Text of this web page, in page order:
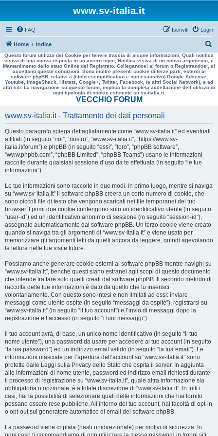
www.sv-italia.it
FAQ Login
Iscriviti
Home Indice
e
r
a
Questo forum utilizza dei Cookie per tenere traccia di alcune informazioni. Quali notifica
visiva di una nuova risposta in un vostro topic, Notifica visiva di un nuovo argomento, e
Mantenimento dello stato Online del Registrato. Collegandosi al forum o Registrandosi, si
accettano queste condizioni. Sono inoltre presenti cookie di terze parti, esterni al
software phpBB, relativi a (titolo esemplificativo e non esaustivo) Google Adsense,
Youtube, ImageShack, Histats, Google+, Twitter, Facebook, (e altri Social Network), e ad
altri siti. La navigazione su questo forum, implica la completa accettazione dell’utilizzo di
ogni tipologia di cookie esistente su sv-italia.it.
VECCHIO FORUM
www.sv-italia.it - Trattamento dei dati personali
Questo paragrafo spiega dettagliatamente come “www.sv-italia.it” ed eventuali
affiliati (in seguito “noi”, “nostro”, “www.sv-italia.it”, “https://www.sv-
italia.it/forum”) e phpBB (in seguito “essi”, “loro”, “phpBB software”,
“www.phpbb.com”, “phpBB Limited”, “phpBB Teams”) usano le informazioni
raccolte durante qualsiasi sessione d’uso da te effettuata (in seguito “le tue
informazioni”).
Le tue informazioni sono raccolte in due modi. In primo luogo, mentre si naviga
su “www.sv-italia.it” il software phpBB creerà un certo numero di cookie, che
sono piccoli file di testo che vengono scaricati nei file temporanei del tuo
browser. I primi due cookie contengono solo un identificativo utente (in seguito
“user-id”) ed un identificativo anonimo di sessione (in seguito “session-id”),
assegnato automaticamente dal software phpBB. Un terzo cookie viene creato
quando si naviga tra gli argomenti di “www.sv-italia.it” e viene usato per
memorizzare gli argomenti letti da quelli ancora da leggere, quindi agevolando
la lettura nelle tue visite future.
Possiamo anche generare cookie esterni al software phpBB mentre navighi su
“www.sv-italia.it”, benché questi siano estranei agli scopi di questo documento
che intende trattare solo quelli creati dal software phpBB. Il secondo metodo di
raccolta delle tue informazioni è dato da quello che tu inserisci
volontariamente. Con questo sono intesi e non limitati ad essi: inviare
messaggi come utente ospite (in seguito “messaggi da ospite”), registrarsi su
“www.sv-italia.it” (in seguito “il tuo account”) e l’invio di messaggi dopo la
registrazione e l’accesso (in seguito “i tuoi messaggi”).
Il tuo account avrà, di base, un unico nome identificativo (in seguito “il tuo
nome utente”), una password da usare per accedere al tuo account (in seguito
“la tua password”) ed un indirizzo email valido (in seguito “la tua email”). Le
informazioni rilasciate per l’apertura dell’account su “www.sv-italia.it” sono
protette dalle Leggi sulla Privacy dello Stato che ospita il server. In aggiunta
alle informazioni di nome utente, password ed indirizzo email richiesti durante
il processo di registrazione su “www.sv-italia.it”, quale altra informazione sia
obbligatoria o opzionale, è a totale discrezione di “www.sv-italia.it”. In tutti i
casi, hai la possibilità di selezionare quali delle informazioni che hai fornito
possano essere rese pubbliche. All’interno del tuo account, hai facoltà di opt-in
o opt-out sul generatore automatico di email del software phpBB.
La password viene criptata (hash unidirezionale) per motivi di sicurezza. In